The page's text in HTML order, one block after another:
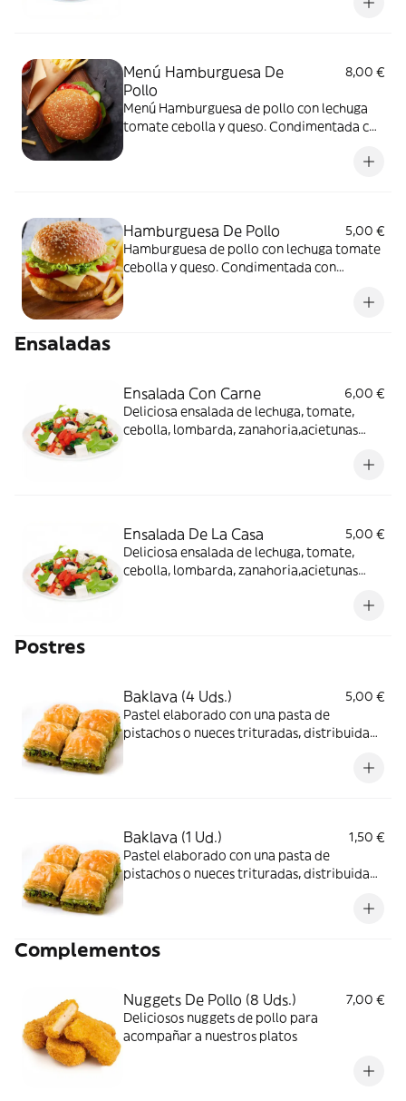
Menú Hamburguesa De
Pollo
8,00 €
Menú Hamburguesa de pollo con lechuga
tomate cebolla y queso. Condimentada con
Hamburguesa De Pollo
5,00 €
Hamburguesa de pollo con lechuga tomate
cebolla y queso. Condimentada con
Ensaladas
Ensalada Con Carne
6,00 €
Deliciosa ensalada de lechuga, tomate,
cebolla, lombarda, zanahoria,acietunas
Ensalada De La Casa
5,00 €
Deliciosa ensalada de lechuga, tomate,
cebolla, lombarda, zanahoria,acietunas
Postres
Baklava (4 Uds.)
5,00 €
Pastel elaborado con una pasta de
pistachos o nueces trituradas, distribuida
Baklava (1 Ud.)
1,50 €
Pastel elaborado con una pasta de
pistachos o nueces trituradas, distribuida
Complementos
Nuggets De Pollo (8 Uds.)
7,00 €
Deliciosos nuggets de pollo para
acompañar a nuestros platos